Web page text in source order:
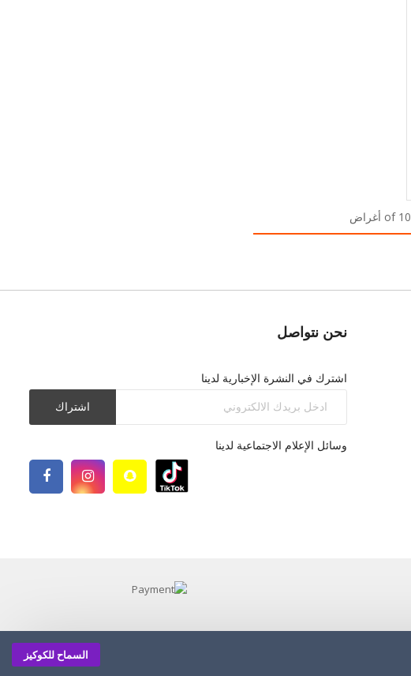
السماح للكوكيز
نحن نتواصل
اشترك في النشرة الإخبارية لدينا
اشتراك
وسائل الإعلام الاجتماعية لدينا